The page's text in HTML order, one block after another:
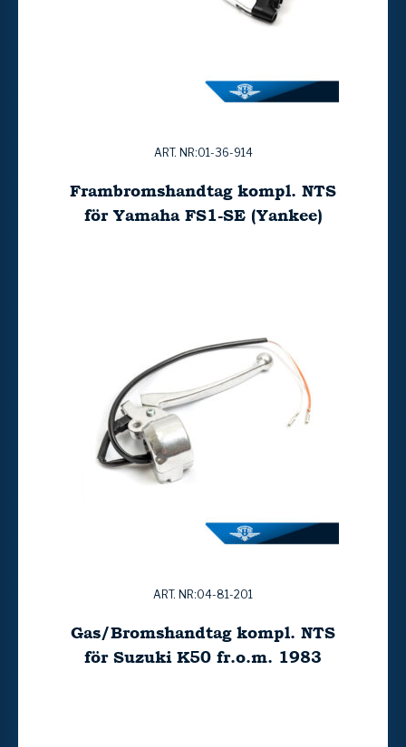
ART. NR:01-36-914
Frambromshandtag kompl. NTS
för Yamaha FS1-SE (Yankee)
ART. NR:04-81-201
Gas/Bromshandtag kompl. NTS
för Suzuki K50 fr.o.m. 1983